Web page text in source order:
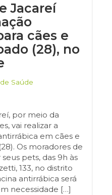
Jacareí
cães e
(28), no
Saúde
por meio da
vai realizar a
em cães e
Os moradores de
pets, das 9h às
133, no distrito
antirrábica será
necessidade […]